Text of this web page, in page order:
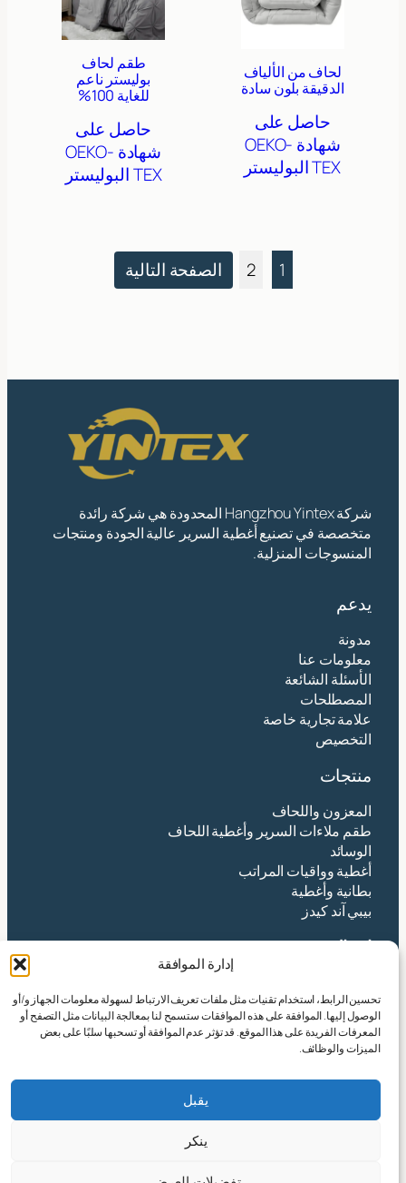
إدارة الموافقة
تحسين الرابط، استخدام تقنيات مثل ملفات تعريف الارتباط لسهولة معلومات الجهاز و/أو
الوصول إليها. الموافقة على هذه الموافقات ستسمح لنا بمعالجة البيانات مثل التصفح أو
المعرفات الفريدة على هذا الموقع. قد تؤثر عدم الموافقة أو تسحبها سلبًا على بعض
الميزات والوظائف.
يقبل
ينكر
لحاف من الألياف
الدقيقة بلون سادة
حاصل على
شهادة OEKO-
TEXالبوليستر
طقم لحاف
بوليستر ناعم
للغاية 100%
حاصل على
شهادة OEKO-
TEXالبوليستر
1
2 الصفحة التالية
شركة Hangzhou Yintex المحدودة هي شركة رائدة
متخصصة في تصنيع أغطية السرير عالية الجودة ومنتجات
المنسوجات المنزلية.
يدعم
مدونة
معلومات عنا
الأسئلة الشائعة
المصطلحات
علامة تجارية خاصة
التخصيص
منتجات
المعزون واللحاف
طقم ملاءات السرير وأغطية اللحاف
الوسائد
أغطية وواقيات المراتب
بطانية وأغطية
بيبي آند كيدز
اتصال
العنوان:رقم 490 طريق تانغتشيشا، شارع شينجي،
منطقة شياوشان، مدينة هانغتشو، مقاطعة تشجيانغ
الصينية
البريد الإلكتروني:
هاتف: 86 137 77375088
فيسبوكX انستقرام لينكد إنيوتيوب